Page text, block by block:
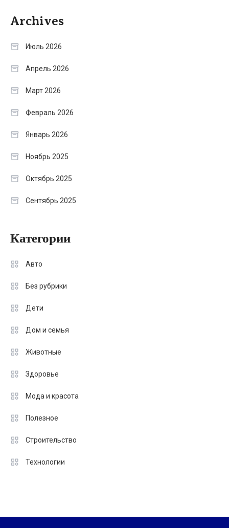
Archives
Июль 2026
Апрель 2026
Март 2026
Февраль 2026
Январь 2026
Ноябрь 2025
Октябрь 2025
Сентябрь 2025
Категории
Авто
Без рубрики
Дети
Дом и семья
Животные
Здоровье
Мода и красота
Полезное
Строительство
Технологии